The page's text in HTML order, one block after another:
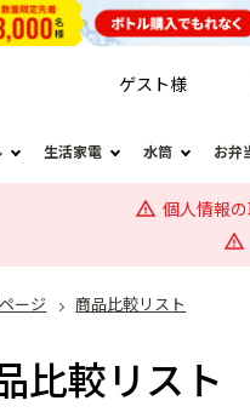
ゲスト様
生活家電 水筒 お弁
個人情報
ージ 商品比較リスト
比較リスト